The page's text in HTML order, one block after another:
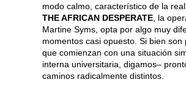
modo calmo, característico de la
THE AFRICAN DESPERATE , la
Martine Syms, opta por algo muy
momentos casi opuesto. Si bien son
que comienzan con una situación
interna universitaria, digamos–
caminos radicalmente distintos.